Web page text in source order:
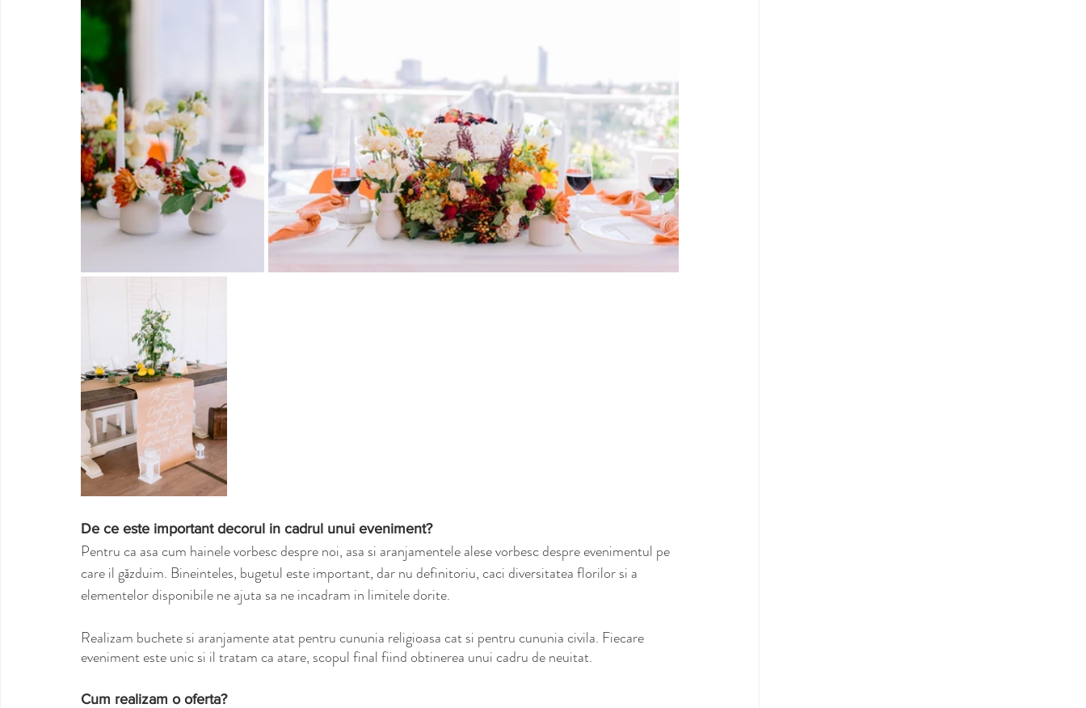
De ce este important decorul in cadrul unui eveniment?
Pentru ca asa cum hainele vorbesc despre noi, asa si aranjamentele alese vorbesc despre evenimentul pe
care il găzduim. Bineinteles, bugetul este important, dar nu definitoriu, caci diversitatea florilor si a
elementelor disponibile ne ajuta sa ne incadram in limitele dorite.
Realizam buchete si aranjamente atat pentru cununia religioasa cat si pentru cununia civila. Fiecare
eveniment este unic si il tratam ca atare, scopul final fiind obtinerea unui cadru de neuitat.
Cum realizam o oferta?